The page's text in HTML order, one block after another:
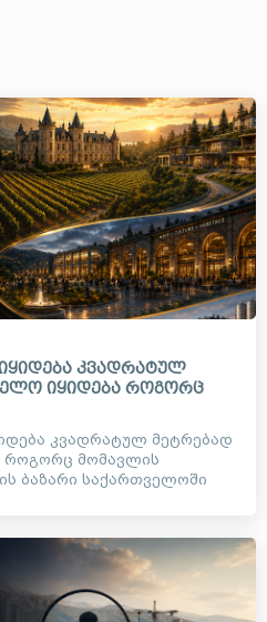
კვადრატულ
იყიდება როგორც
კვადრატულ მეტრებად
როგორც მომავლის
ბაზარი საქართველოში